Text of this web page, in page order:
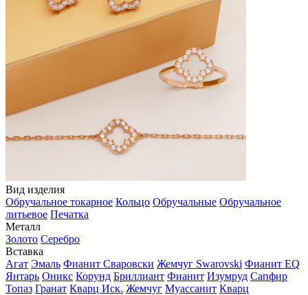
Вид изделия
Обручальное токарное Кольцо Обручальные Обручальное
литьевое Печатка
Металл
Золото Серебро
Вставка
Агат Эмаль Фианит Сваровски Жемчуг Swarovski Фианит EQ
Янтарь Оникс Корунд Бриллиант Фианит Изумруд Сапфир
Топаз Гранат Кварц Иск. Жемчуг Муассанит Кварц